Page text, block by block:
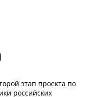
этап проекта по
российских